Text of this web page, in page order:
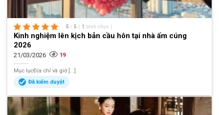
5 / 5 ( 1 bình chọn )
Kinh nghiệm lên kịch bản cầu hôn tại nhà ấm cúng
2026
21/03/2026 19
Mục lụcĐịa chỉ và giờ [...]
Đã kiểm duyệt